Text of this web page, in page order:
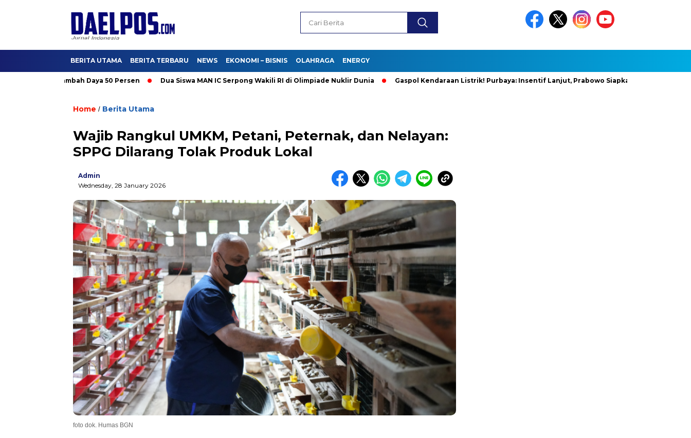
BERITA UTAMA BERITA TERBARU NEWS EKONOMI – BISNIS OLAHRAGA ENERGY
Promo Tambah Daya 50 Persen Dua Siswa MAN IC Serpong Wakili RI di Olimpiade Nuklir Dunia Gaspol Kendaraan Listrik! Purbaya: Insentif Lanjut, Prabowo Siapkan Stimulus Baru
Home / Berita Utama
Wajib Rangkul UMKM, Petani, Peternak, dan Nelayan:
SPPG Dilarang Tolak Produk Lokal
Admin
Wednesday, 28 January 2026
foto dok. Humas BGN